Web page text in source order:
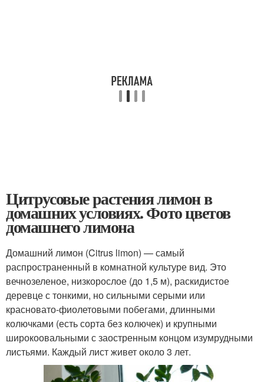
Цитрусовые растения лимон в
домашних условиях. Фото цветов
домашнего лимона
Домашний лимон (Citrus limon) — самый
распространенный в комнатной культуре вид. Это
вечнозеленое, низкорослое (до 1,5 м), раскидистое
деревце с тонкими, но сильными серыми или
красновато-фиолетовыми побегами, длинными
колючками (есть сорта без колючек) и крупными
широкоовальными с заостренным концом изумрудными
листьями. Каждый лист живет около 3 лет.